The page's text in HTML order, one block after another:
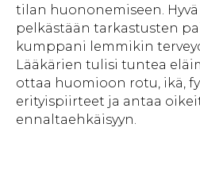
tilan huononemiseen.
pelkästään tarkastusten
kumppani lemmikin
Lääkärien tulisi tuntea
ottaa huomioon rotu, ikä,
erityispiirteet ja antaa
ennaltaehkäisyyn.